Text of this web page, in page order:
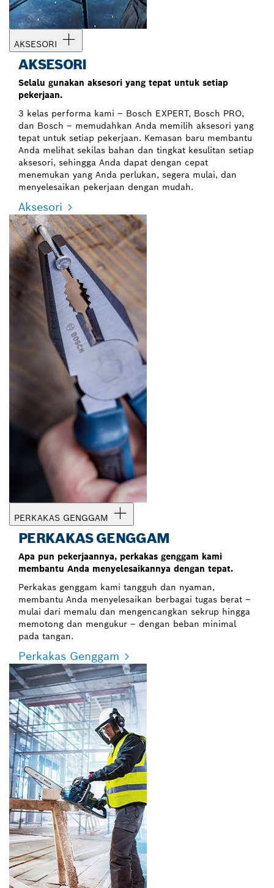
AKSESORI
AKSESORI
Selalu gunakan aksesori yang tepat untuk setiap
pekerjaan.
3 kelas performa kami – Bosch EXPERT, Bosch PRO,
dan Bosch – memudahkan Anda memilih aksesori yang
tepat untuk setiap pekerjaan. Kemasan baru membantu
Anda melihat sekilas bahan dan tingkat kesulitan setiap
aksesori, sehingga Anda dapat dengan cepat
menemukan yang Anda perlukan, segera mulai, dan
menyelesaikan pekerjaan dengan mudah.
Aksesori
PERKAKAS GENGGAM
PERKAKAS GENGGAM
Apa pun pekerjaannya, perkakas genggam kami
membantu Anda menyelesaikannya dengan tepat.
Perkakas genggam kami tangguh dan nyaman,
membantu Anda menyelesaikan berbagai tugas berat –
mulai dari memalu dan mengencangkan sekrup hingga
memotong dan mengukur – dengan beban minimal
pada tangan.
Perkakas Genggam